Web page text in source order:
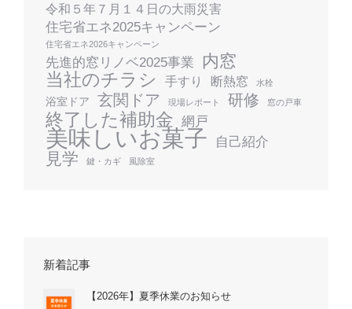
令和５年７月１４日の大雨災害
住宅省エネ2025キャンペーン
住宅省エネ2026キャンペーン
先進的窓リノベ2025事業 内窓
当社のチラシ 手すり 断熱窓 水栓
浴室ドア 玄関ドア 現場レポート 研修 窓の戸車
終了した補助金 網戸
美味しいお菓子 自己紹介
見学 鍵・カギ 風除室
新着記事
【2026年】夏季休業のお知らせ